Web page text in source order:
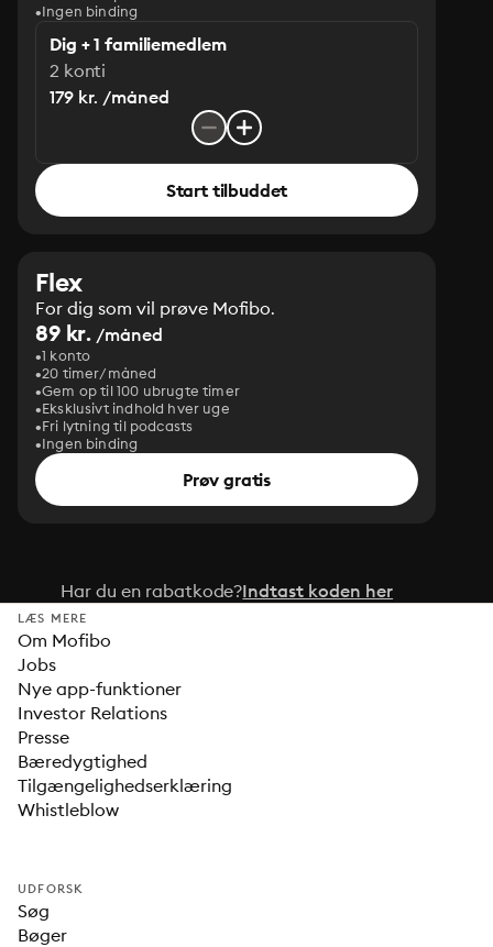
Ingen binding
Dig + 1 familiemedlem
2 konti
179 kr. /måned
Start tilbuddet
Flex
For dig som vil prøve Mofibo.
89 kr. /måned
1 konto
20 timer/måned
Gem op til 100 ubrugte timer
Eksklusivt indhold hver uge
Fri lytning til podcasts
Ingen binding
Prøv gratis
Har du en rabatkode?Indtast koden her
LÆS MERE
Om Mofibo
Jobs
Nye app-funktioner
Investor Relations
Presse
Bæredygtighed
Tilgængelighedserklæring
Whistleblow
UDFORSK
Søg
Bøger